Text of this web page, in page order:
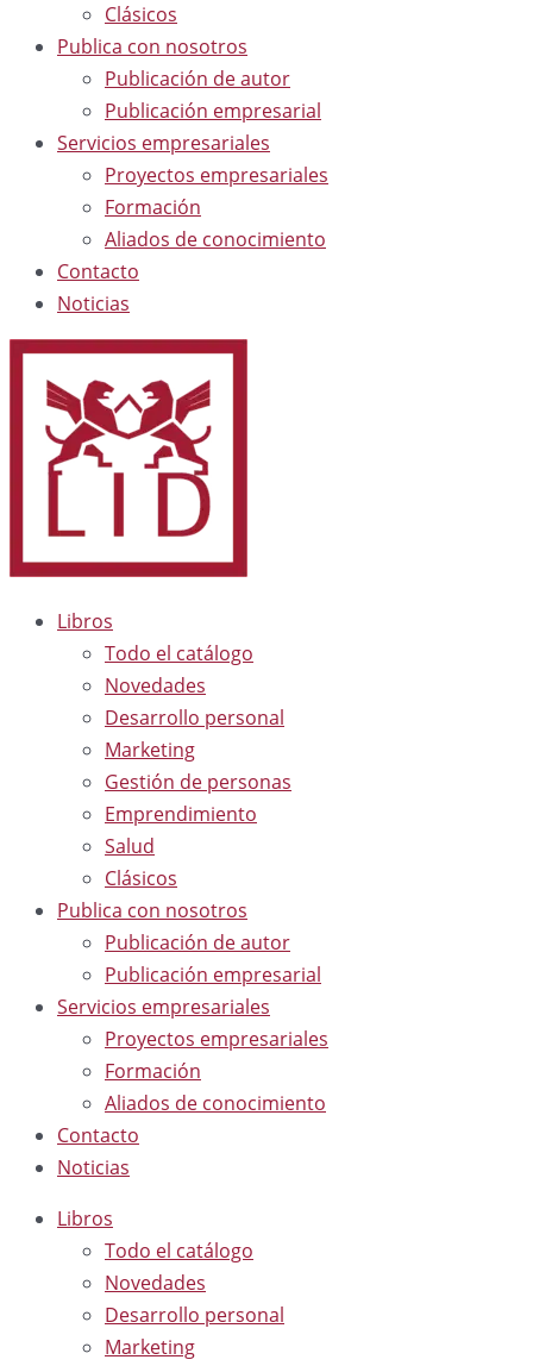
Clásicos
Publica con nosotros
Publicación de autor
Publicación empresarial
Servicios empresariales
Proyectos empresariales
Formación
Aliados de conocimiento
Contacto
Noticias
Libros
Todo el catálogo
Novedades
Desarrollo personal
Marketing
Gestión de personas
Emprendimiento
Salud
Clásicos
Publica con nosotros
Publicación de autor
Publicación empresarial
Servicios empresariales
Proyectos empresariales
Formación
Aliados de conocimiento
Contacto
Noticias
Libros
Todo el catálogo
Novedades
Desarrollo personal
Marketing